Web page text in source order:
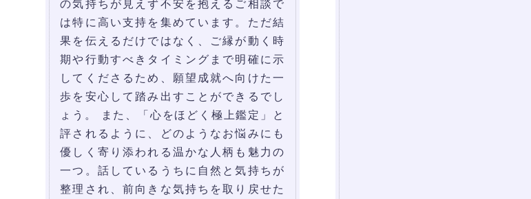
の気持ちが見えず不安を抱えるご相談で
は特に高い支持を集めています。ただ結
果を伝えるだけではなく、ご縁が動く時
期や行動すべきタイミングまで明確に示
してくださるため、願望成就へ向けた一
歩を安心して踏み出すことができるでし
ょう。 また、「心をほどく極上鑑定」と
評されるように、どのようなお悩みにも
優しく寄り添われる温かな人柄も魅力の
一つ。話しているうちに自然と気持ちが
整理され、前向きな気持ちを取り戻せた